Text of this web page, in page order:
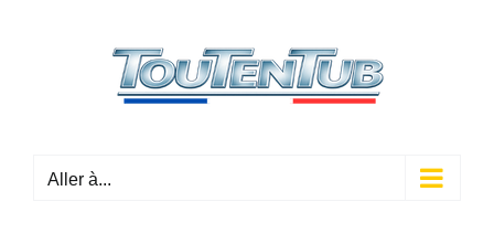
Aller à...